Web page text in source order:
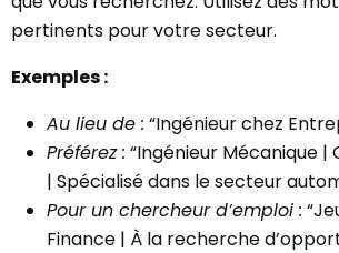
pertinents pour votre secteur.
Exemples :
Au lieu de : “Ingénieur chez
Préférez : “Ingénieur Mécanique |
| Spécialisé dans le secteur
Pour un chercheur d’emploi :
Finance | À la recherche